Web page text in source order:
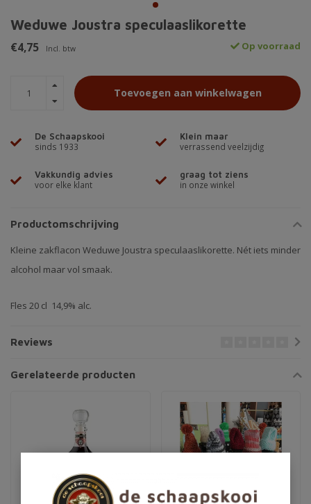
Weduwe Joustra speculaaslikorette
€4,75 Incl. btw Op voorraad
Toevoegen aan winkelwagen
De Schaapskooi
sinds 1933
Klein maar
verrassend veelzijdig
Vakkundig advies
voor elke klant
graag tot ziens
in onze winkel
Productomschrijving
Kleine zakflacon Weduwe Joustra speculaaslikorette. Nét iets minder
alcohol maar vol smaak.
Fles 20 cl 14,9% alc.
Reviews
Gerelateerde producten